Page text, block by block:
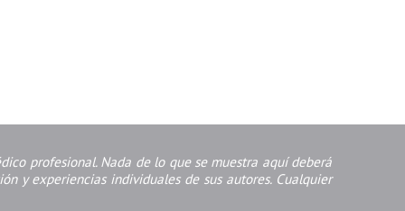
profesional. Nada de lo que se muestra aquí deberá
y experiencias individuales de sus autores. Cualquier